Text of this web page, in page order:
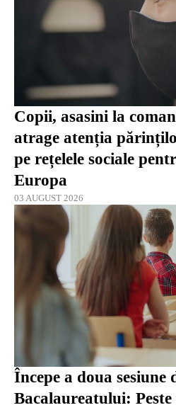
Copii, asasini la
atrage atenția
pe rețelele sociale
Europa
03 AUGUST 2026
Începe a doua sesiune
Bacalaureatului: Peste